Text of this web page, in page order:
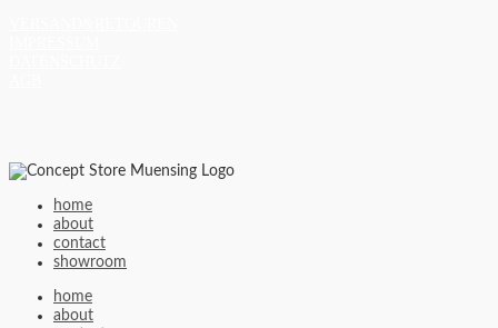
home
about
contact
showroom
home
about